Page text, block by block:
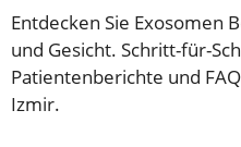
Entdecken Sie Exosomen
und Gesicht. Schritt-für-
Patientenberichte und
Izmir.